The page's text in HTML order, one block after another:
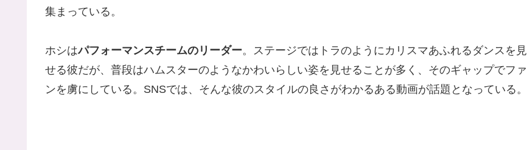
集まっている。
ホシはパフォーマンスチームのリーダー。ステージではトラのようにカリスマあふれるダンスを見
せる彼だが、普段はハムスターのようなかわいらしい姿を見せることが多く、そのギャップでファ
ンを虜にしている。SNSでは、そんな彼のスタイルの良さがわかるある動画が話題となっている。